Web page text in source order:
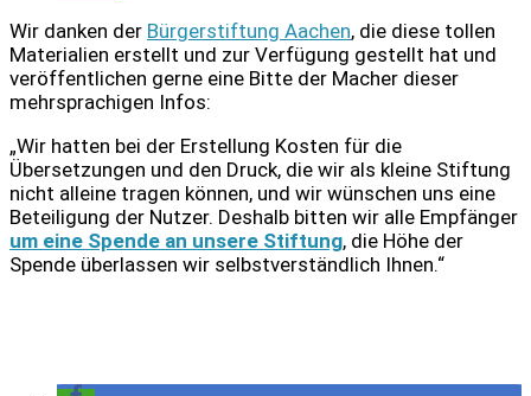
Wir danken der Bürgerstiftung Aachen, die diese tollen
Materialien erstellt und zur Verfügung gestellt hat und
veröffentlichen gerne eine Bitte der Macher dieser
mehrsprachigen Infos:
„Wir hatten bei der Erstellung Kosten für die
Übersetzungen und den Druck, die wir als kleine Stiftung
nicht alleine tragen können, und wir wünschen uns eine
Beteiligung der Nutzer. Deshalb bitten wir alle Empfänger
um eine Spende an unsere Stiftung, die Höhe der
Spende überlassen wir selbstverständlich Ihnen.“